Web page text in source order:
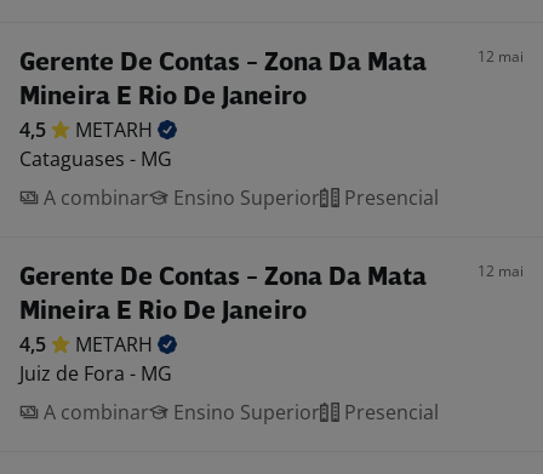
Gerente De Contas - Zona Da Mata
Mineira E Rio De Janeiro
12 mai
4,5
METARH
Cataguases - MG
A combinar
Ensino Superior Presencial
Gerente De Contas - Zona Da Mata
Mineira E Rio De Janeiro
12 mai
4,5
METARH
Juiz de Fora - MG
A combinar
Ensino Superior Presencial